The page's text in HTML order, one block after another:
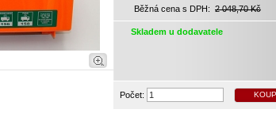
Běžná cena s DPH: 2 048,70 Kč
Skladem u dodavatele
Počet: